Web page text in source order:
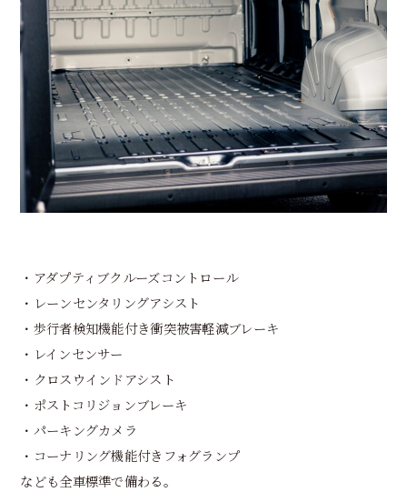
・アダプティブクルーズコントロール
・レーンセンタリングアシスト
・歩行者検知機能付き衝突被害軽減ブレーキ
・レインセンサー
・クロスウインドアシスト
・ポストコリジョンブレーキ
・パーキングカメラ
・コーナリング機能付きフォグランプ
なども全車標準で備わる。